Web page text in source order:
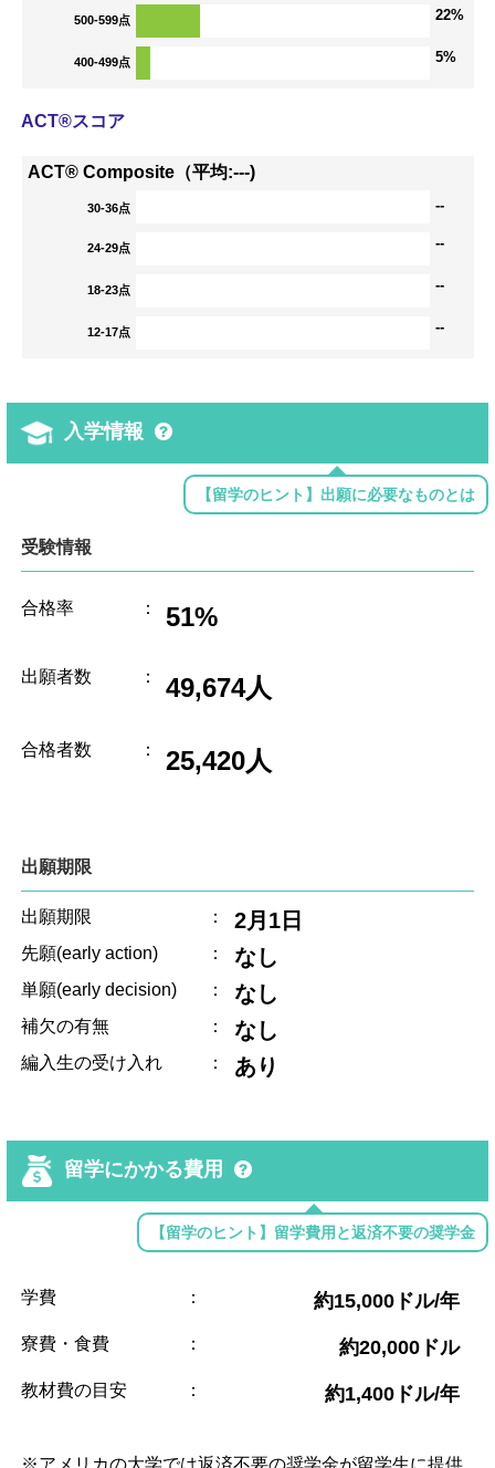
500-599点 22%
400-499点 5%
ACT®スコア
ACT® Composite（平均:---)
30-36点 --
24-29点 --
18-23点 --
12-17点 --
入学情報
【留学のヒント】出願に必要なものとは
受験情報
合格率 ： 51%
出願者数 ： 49,674人
合格者数 ： 25,420人
出願期限
出願期限 ： 2月1日
先願(early action) ： なし
単願(early decision) ： なし
補欠の有無 ： なし
編入生の受け入れ ： あり
留学にかかる費用
【留学のヒント】留学費用と返済不要の奨学金
学費 ： 約15,000ドル/年
寮費・食費 ： 約20,000ドル
教材費の目安 ： 約1,400ドル/年
※アメリカの大学では返済不要の奨学金が留学生に提供